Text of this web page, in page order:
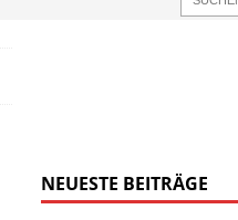
NEUESTE BEITRÄGE